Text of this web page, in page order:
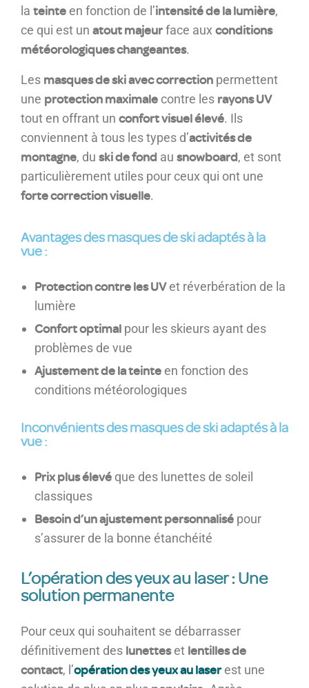
la teinte en fonction de l’intensité de la lumière,
ce qui est un atout majeurface aux conditions
météorologiques changeantes.
Les masques de ski avec correction permettent
une protection maximale contre les rayons UV
tout en offrant un confort visuel élevé. Ils
conviennent à tous les types d’activités de
montagne, du ski de fond au snowboard, et sont
particulièrement utiles pour ceux qui ont une
forte correction visuelle.
Avantages des masques de ski adaptés à la
vue :
Protection contre les UVet réverbération de la
lumière
Confort optimal pour les skieurs ayant des
problèmes de vue
Ajustement de la teinte en fonction des
conditions météorologiques
Inconvénients des masques de ski adaptés à la
vue :
Prix plus élevé que des lunettes de soleil
classiques
Besoin d’un ajustement personnalisé pour
s’assurer de la bonne étanchéité
L’opération des yeux au laser : Une
solution permanente
Pour ceux qui souhaitent se débarrasser
définitivement des lunetteset lentilles de
contact, l’opération des yeux au laserest une